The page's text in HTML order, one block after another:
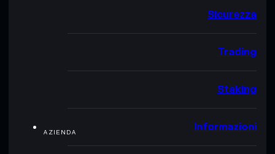
Sicurezza
Trading
Staking
AZIENDA Informazioni